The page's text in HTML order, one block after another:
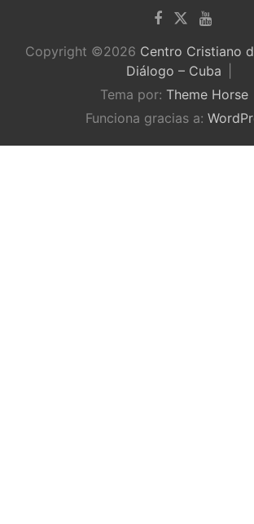
Copyright ©2026 Centro Cristiano
Diálogo – Cuba
Tema por: Theme Horse
Funciona gracias a: